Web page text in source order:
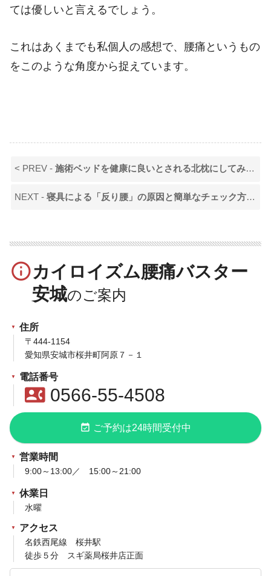
ては優しいと言えるでしょう。
これはあくまでも私個人の感想で、腰痛というもの
をこのような角度から捉えています。
< PREV -施術ベッドを健康に良いとされる北枕にしてみました
NEXT -寝具による「反り腰」の原因と簡単なチェック方法
info_outlineカイロイズム腰痛バスター
安城
住所
〒444-1154
愛知県安城市桜井町阿原７－１
電話番号
contact_phone0566-55-4508
event_available ご予約は24時間受付中
営業時間
9:00～13:00／ 15:00～21:00
休業日
水曜
アクセス
名鉄西尾線 桜井駅
徒歩５分 スギ薬局桜井店正面